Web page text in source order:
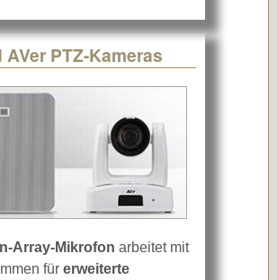
PTZ-Kameras
Array-Mikrofon arbeitet mit
für erweiterte